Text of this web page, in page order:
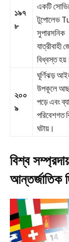
১৯৭
৮
একটি
টুপোলেভ
সুপারসনিক
যাত্রীবাহী
বিধ্বস্ত
২০০
৯
ঘূর্ণিঝড়
উপকূলে
পড়ে এবং
পরিবেশগত
ঘটায়।
বিশ্ব
আন্তর্জাতিক